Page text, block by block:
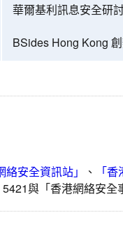
華爾基利訊息安全研
BSides Hong Kong
絡安全資訊站」 、 「
與「香港網絡安全